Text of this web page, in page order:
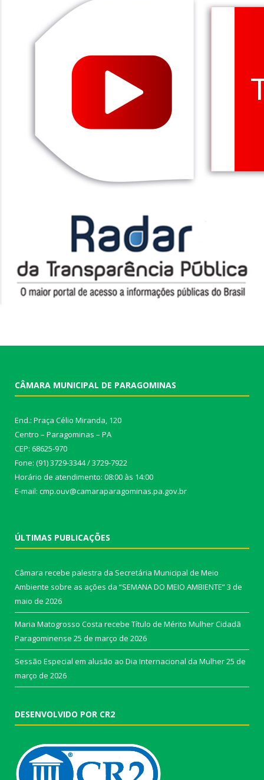
CÂMARA MUNICIPAL DE PARAGOMINAS
End.: Praça Célio Miranda, 120
Centro – Paragominas – PA
CEP: 68625-970
Fone: (91) 3729-3344 / 3729-7922
Horário de atendimento: 08:00 às 14:00
E-mail: cmp.ouv@camaraparagominas.pa.gov.br
ÚLTIMAS PUBLICAÇÕES
Câmara recebe palestra da Secretária Municipal de Meio
Ambiente sobre as ações da “SEMANA DO MEIO AMBIENTE”3 de
maio de 2026
Maria Matogrosso Costa recebe Título de Mérito Mulher Cidadã
Paragominense 25 de março de 2026
Sessão Especial em alusão ao Dia Internacional da Mulher25 de
março de 2026
DESENVOLVIDO POR CR2